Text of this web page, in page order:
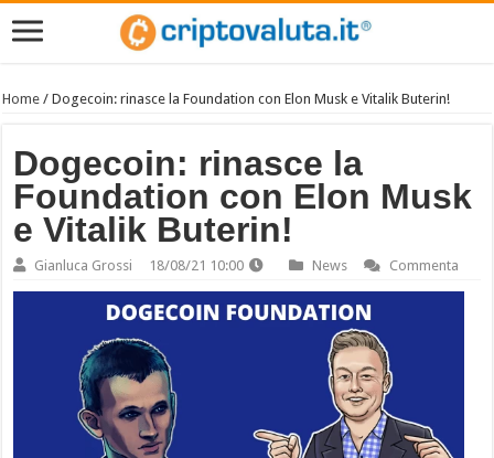
Home /Dogecoin: rinasce la Foundation con Elon Musk e Vitalik Buterin!
Dogecoin: rinasce la
Foundation con Elon Musk
e Vitalik Buterin!
Gianluca Grossi 18/08/21 10:00 News Commenta